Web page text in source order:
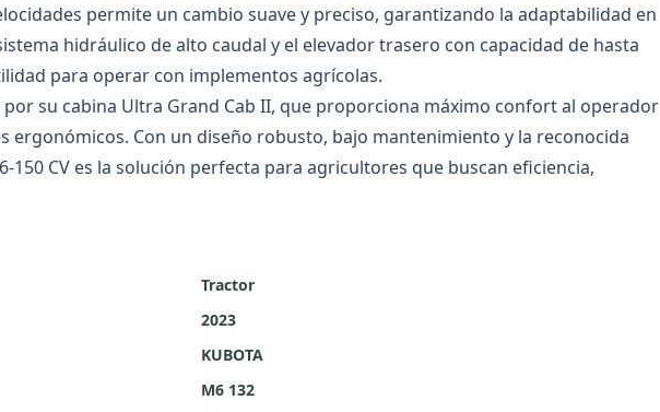
permite un cambio suave y preciso, garantizando la adaptabilidad en
hidráulico de alto caudal y el elevador trasero con capacidad de hasta
para operar con implementos agrícolas.
por su cabina Ultra Grand Cab II, que proporciona máximo confort al operador
ergonómicos. Con un diseño robusto, bajo mantenimiento y la reconocida
150 CV es la solución perfecta para agricultores que buscan eficiencia,
Tractor
2023
KUBOTA
M6 132